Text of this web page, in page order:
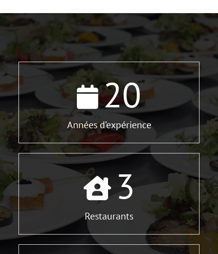
20
Années d’expérience
3
Restaurants